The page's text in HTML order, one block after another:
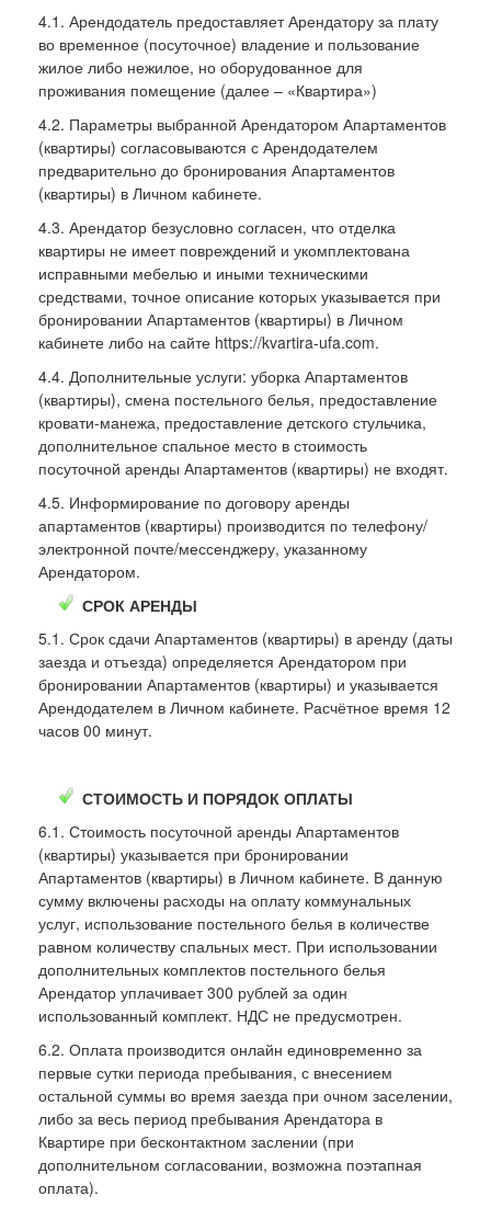
4.1. Арендодатель предоставляет Арендатору за плату
во временное (посуточное) владение и пользование
жилое либо нежилое, но оборудованное для
проживания помещение (далее – «Квартира»)
4.2. Параметры выбранной Арендатором Апартаментов
(квартиры) согласовываются с Арендодателем
предварительно до бронирования Апартаментов
(квартиры) в Личном кабинете.
4.3. Арендатор безусловно согласен, что отделка
квартиры не имеет повреждений и укомплектована
исправными мебелью и иными техническими
средствами, точное описание которых указывается при
бронировании Апартаментов (квартиры) в Личном
кабинете либо на сайте https://kvartira-ufa.com.
4.4. Дополнительные услуги: уборка Апартаментов
(квартиры), смена постельного белья, предоставление
кровати-манежа, предоставление детского стульчика,
дополнительное спальное место в стоимость
посуточной аренды Апартаментов (квартиры) не входят.
4.5. Информирование по договору аренды
апартаментов (квартиры) производится по телефону/
электронной почте/мессенджеру, указанному
Арендатором.
СРОК АРЕНДЫ
5.1. Срок сдачи Апартаментов (квартиры) в аренду (даты
заезда и отъезда) определяется Арендатором при
бронировании Апартаментов (квартиры) и указывается
Арендодателем в Личном кабинете. Расчётное время 12
часов 00 минут.
СТОИМОСТЬ И ПОРЯДОК ОПЛАТЫ
6.1. Стоимость посуточной аренды Апартаментов
(квартиры) указывается при бронировании
Апартаментов (квартиры) в Личном кабинете. В данную
сумму включены расходы на оплату коммунальных
услуг, использование постельного белья в количестве
равном количеству спальных мест. При использовании
дополнительных комплектов постельного белья
Арендатор уплачивает 300 рублей за один
использованный комплект. НДС не предусмотрен.
6.2. Оплата производится онлайн единовременно за
первые сутки периода пребывания, с внесением
остальной суммы во время заезда при очном заселении,
либо за весь период пребывания Арендатора в
Квартире при бесконтактном заслении (при
дополнительном согласовании, возможна поэтапная
оплата).